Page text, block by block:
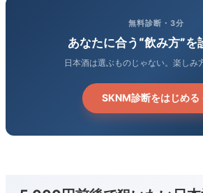
無料診断・3分
あなたに合う“飲み方”を
日本酒は選ぶものじゃない。楽しみ
SKNM診断をはじめ